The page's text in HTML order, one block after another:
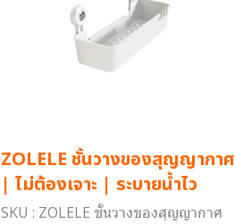
ZOLELE ชั้นวางของสุญญากาศ
| ไม่ต้องเจาะ | ระบายน้ำไว
SKU : ZOLELE ชั้นวางของสุญญากาศ